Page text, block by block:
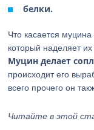
белки.
Что касается
который наделяет
Муцин делает
происходит его
всего прочего он
Читайте в этой